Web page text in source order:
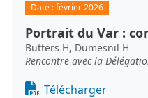
Date :février 2026
Portrait du Var :
Butters H, Dumesnil H
Rencontre avec la
Document
Télécharger